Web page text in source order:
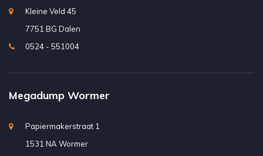
Kleine Veld 45
7751 BG Dalen
0524 - 551004
Megadump Wormer
Papiermakerstraat 1
1531 NA Wormer